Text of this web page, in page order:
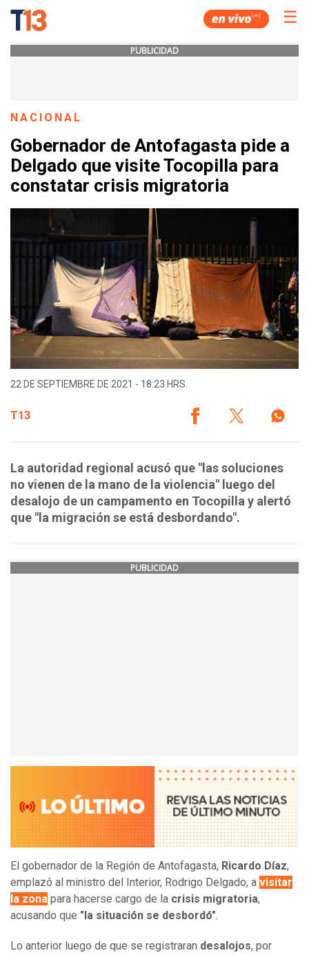
☰
PUBLICIDAD
NACIONAL
Gobernador de Antofagasta pide a
Delgado que visite Tocopilla para
constatar crisis migratoria
22 DE SEPTIEMBRE DE 2021 - 18:23 HRS.
T13
La autoridad regional acusó que "las soluciones
no vienen de la mano de la violencia" luego del
desalojo de un campamento en Tocopilla y alertó
que "la migración se está desbordando".
PUBLICIDAD
El gobernador de la Región de Antofagasta, Ricardo Díaz,
emplazó al ministro del Interior, Rodrigo Delgado, a visitar
la zona para hacerse cargo de la crisis migratoria,
acusando que "la situación se desbordó".
Lo anterior luego de que se registraran desalojos, por